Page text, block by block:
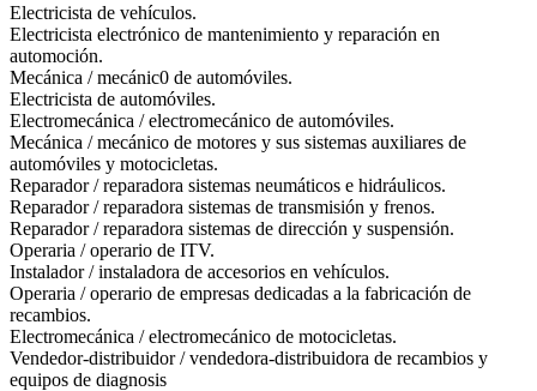
Electricista de vehículos.
Electricista electrónico de mantenimiento y reparación en
automoción.
Mecánica / mecánic0 de automóviles.
Electricista de automóviles.
Electromecánica / electromecánico de automóviles.
Mecánica / mecánico de motores y sus sistemas auxiliares de
automóviles y motocicletas.
Reparador / reparadora sistemas neumáticos e hidráulicos.
Reparador / reparadora sistemas de transmisión y frenos.
Reparador / reparadora sistemas de dirección y suspensión.
Operaria / operario de ITV.
Instalador / instaladora de accesorios en vehículos.
Operaria / operario de empresas dedicadas a la fabricación de
recambios.
Electromecánica / electromecánico de motocicletas.
Vendedor-distribuidor / vendedora-distribuidora de recambios y
equipos de diagnosis